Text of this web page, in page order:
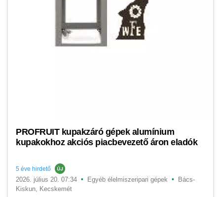
PROFRUIT kupakzáró gépek alumínium
kupakokhoz akciós piacbevezető áron eladók
5 éve hirdető
2026. július 20. 07:34 • Egyéb élelmiszeripari gépek • Bács-
Kiskun, Kecskemét